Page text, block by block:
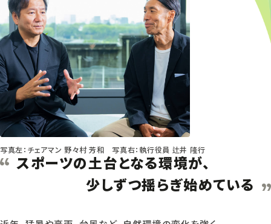
写真左：チェアマン 野々村 芳和 写真右：執行役員 辻井 隆行
スポーツの土台となる環境が、
少しずつ揺らぎ始めている